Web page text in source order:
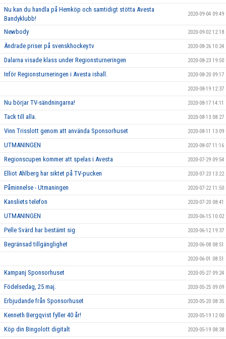
Nu kan du handla på Hemköp och samtidigt stötta Avesta
Bandyklubb!
2020-09-04 09:49
Newbody 2020-09-02 12:18
Ändrade priser på svenskhockey.tv 2020-08-26 10:24
Dalarna visade klass under Regionsturneringen 2020-08-23 19:50
Inför Regionsturneringen i Avesta ishall. 2020-08-20 09:17
2020-08-19 12:37
Nu börjar TV-sändningarna! 2020-08-17 14:11
Tack till alla. 2020-08-13 08:27
Vinn Trisslott genom att använda Sponsorhuset 2020-08-11 13:09
UTMANINGEN 2020-08-07 11:16
Regionscupen kommer att spelas i Avesta 2020-07-29 09:54
Elliot Ahlberg har siktet på TV-pucken 2020-07-23 13:22
Påminnelse - Utmaningen 2020-07-22 11:50
Kansliets telefon 2020-07-20 08:41
UTMANINGEN 2020-06-15 10:02
Pelle Svärd har bestämt sig 2020-06-12 19:37
Begränsad tillgänglighet 2020-06-08 08:51
2020-06-01 08:51
Kampanj Sponsorhuset 2020-05-27 09:24
Födelsedag, 25 maj. 2020-05-25 09:09
Erbjudande från Sponsorhuset 2020-05-20 08:35
Kenneth Bergqvist fyller 40 år! 2020-05-19 12:00
Köp din Bingolott digitalt 2020-05-19 08:38